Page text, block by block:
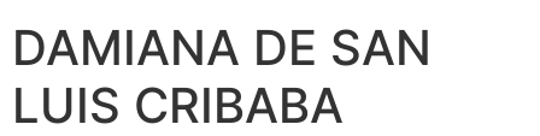
DAMIANA DE SAN
LUIS CRIBABA